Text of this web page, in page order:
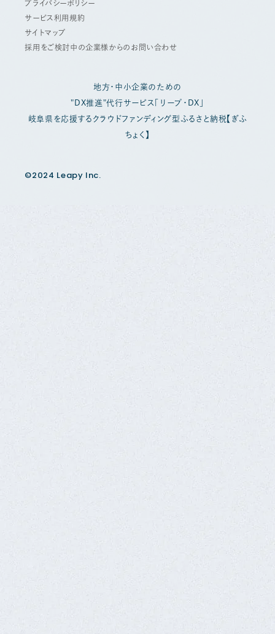
プライバシーポリシー
サービス利用規約
サイトマップ
採用をご検討中の企業様からのお問い合わせ
地方・中小企業のための
"DX推進"代行サービス「リープ・DX」
岐阜県を応援するクラウドファンディング型ふるさと納税【ぎふ
ちょく】
©2024 Leapy Inc.